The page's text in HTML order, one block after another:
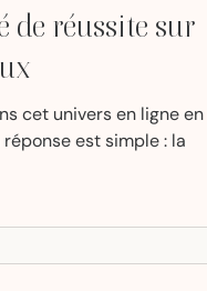
de réussite sur
cet univers en ligne en
est simple : la